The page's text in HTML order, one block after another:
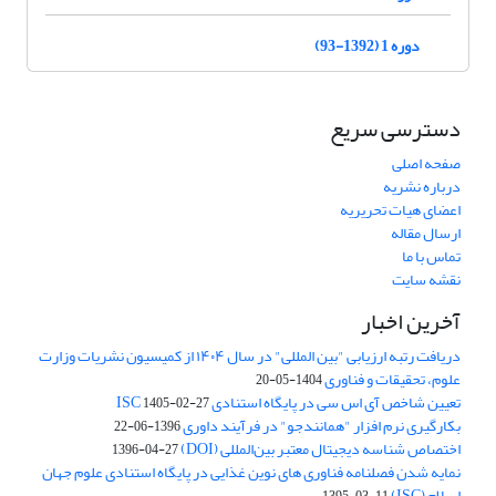
دوره 1 (1392-93)
دسترسی سریع
صفحه اصلی
درباره نشریه
اعضای هیات تحریریه
ارسال مقاله
تماس با ما
نقشه سایت
آخرین اخبار
دریافت رتبه ارزیابی "بین المللی" در سال ۱۴۰۴ از کمیسیون نشریات وزارت
علوم، تحقیقات و فناوری1404-05-20
تعیین شاخص آی اس سی در پایگاه استنادی ISC1405-02-27
بکارگیری نرم افزار "همانندجو" در فرآیند داوری1396-06-22
اختصاص شناسه دیجیتال معتبر بین‌المللی (DOI) 1396-04-27
نمایه شدن فصلنامه فناوری های نوین غذایی در پایگاه استنادی علوم جهان